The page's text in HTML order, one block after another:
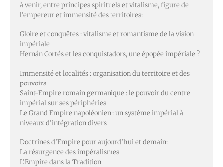
à venir, entre principes spirituels et vitalisme, figure de
l’empereur et immensité des territoires:
Gloire et conquêtes : vitalisme et romantisme de la vision
impériale
Hernán Cortés et les conquistadors, une épopée impériale ?
Immensité et localités : organisation du territoire et des
pouvoirs
Saint-Empire romain germanique : le pouvoir du centre
impérial sur ses périphéries
Le Grand Empire napoléonien : un système impérial à
niveaux d’intégration divers
Doctrines d’Empire pour aujourd’hui et demain:
La résurgence des impéralismes
L’Empire dans la Tradition